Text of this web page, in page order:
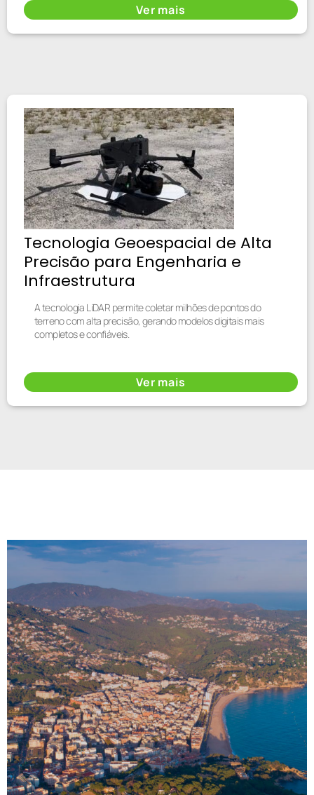
Ver mais
Tecnologia Geoespacial de Alta
Precisão para Engenharia e
Infraestrutura
A tecnologia LiDAR permite coletar milhões de pontos do
terreno com alta precisão, gerando modelos digitais mais
completos e confiáveis.
Ver mais